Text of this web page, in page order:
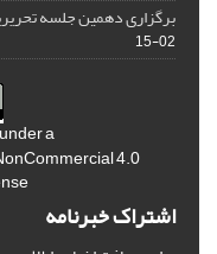
برگزاری دهمین جلسه
02-15
a
4.0
اشتراک خبرنامه